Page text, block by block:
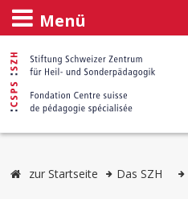
Menü
zur Startseite Das SZH